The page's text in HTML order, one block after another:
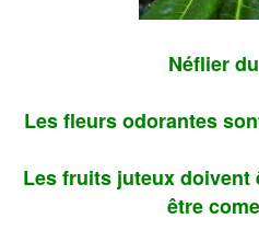
Néflier
Les fleurs odorantes
Les fruits juteux
être